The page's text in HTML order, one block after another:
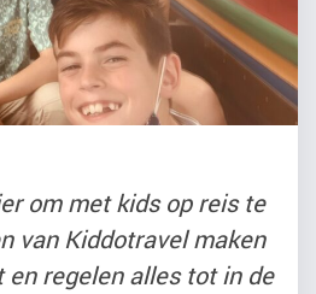
om met kids op reis te
van Kiddotravel maken
en regelen alles tot in de